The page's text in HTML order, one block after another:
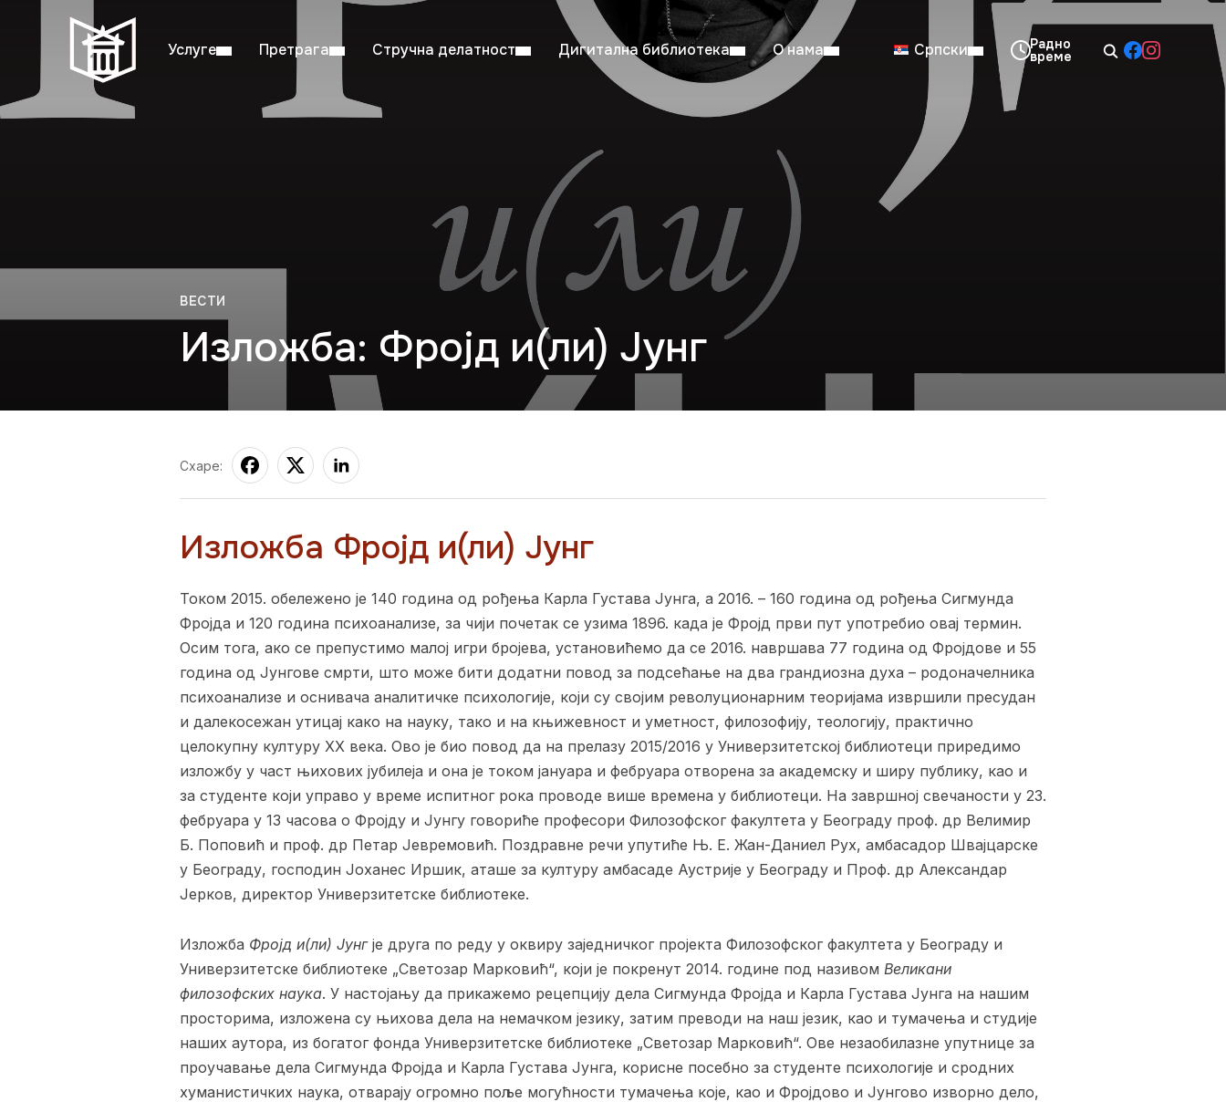
Услуге Претрага Стручна делатност Дигитална библиотека О нама Српски
ВЕСТИ
Изложба: Фројд и(ли) Јунг
Схаре:
Изложба Фројд и(ли) Јунг
Током 2015. обележено је 140 година од рођења Карла Густава Јунга, а 2016. – 160 година од рођења Сигмунда
Фројда и 120 година психоанализе, за чији почетак се узима 1896. када је Фројд први пут употребио овај термин.
Осим тога, ако се препустимо малој игри бројева, установићемо да се 2016. навршава 77 година од Фројдове и 55
година од Јунгове смрти, што може бити додатни повод за подсећање на два грандиозна духа – родоначелника
психоанализе и оснивача аналитичке психологије, који су својим револуционарним теоријама извршили пресудан
и далекосежан утицај како на науку, тако и на књижевност и уметност, филозофију, теологију, практично
целокупну културу XX века. Ово је био повод да на прелазу 2015/2016 у Универзитетској библиотеци приредимо
изложбу у част њихових јубилеја и она је током јануара и фебруара отворена за академску и ширу публику, као и
за студенте који управо у време испитног рока проводе више времена у библиотеци. На завршној свечаности у 23.
фебруара у 13 часова о Фројду и Јунгу говориће професори Филозофског факултета у Београду проф. др Велимир
Б. Поповић и проф. др Петар Јевремовић. Поздравне речи упутиће Њ. Е. Жан-Даниел Рух, амбасадор Швајцарске
у Београду, господин Јоханес Иршик, аташе за културу амбасаде Аустрије у Београду и Проф. др Александар
Јерков, директор Универзитетске библиотеке.
Изложба Фројд и(ли) Јунгје друга по реду у оквиру заједничког пројекта Филозофског факултета у Београду и
Универзитетске библиотеке „Светозар Марковић“, који је покренут 2014. године под називом Великани
филозофских наука. У настојању да прикажемо рецепцију дела Сигмунда Фројда и Карла Густава Јунга на нашим
просторима, изложена су њихова дела на немачком језику, затим преводи на наш језик, као и тумачења и студије
наших аутора, из богатог фонда Универзитетске библиотеке „Светозар Марковић“. Ове незаобилазне упутнице за
проучавање дела Сигмунда Фројда и Карла Густава Јунга, корисне посебно за студенте психологије и сродних
хуманистичких наука, отварају огромно поље могућности тумачења које, као и Фројдово и Јунгово изворно дело,
Радно време од 06. јула до 29. августа